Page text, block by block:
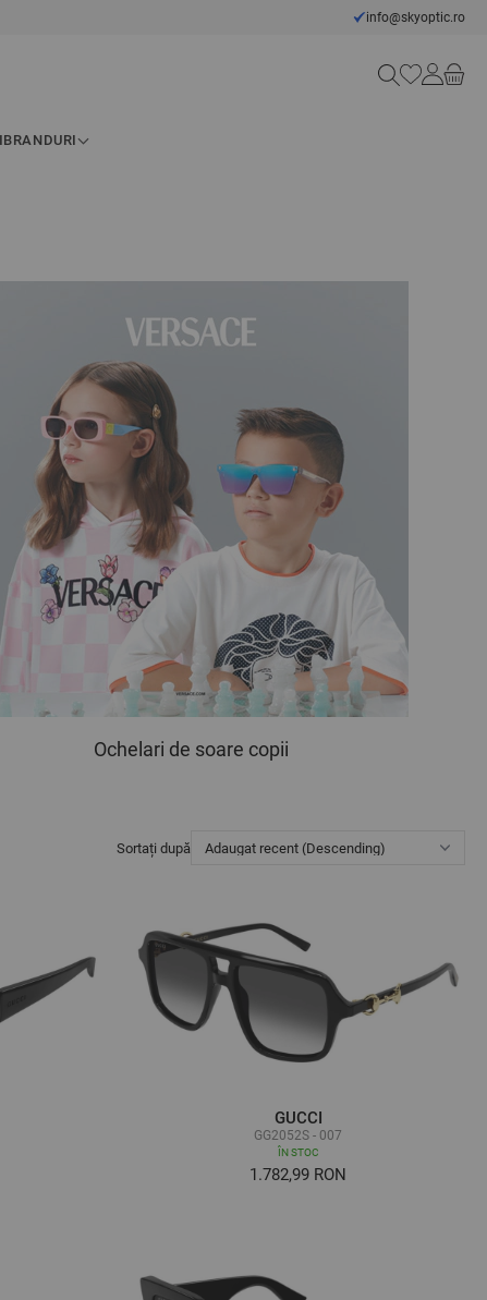
info@skyoptic.ro
Căutare
BRANDURI
Ochelari de soare copii
Sortați după
GUCCI
GG2052S - 007
ÎN STOC
1.782,99 RON